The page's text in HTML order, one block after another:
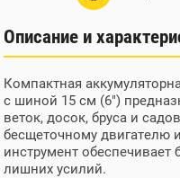
Описание и
Компактная
с шиной 15 см (6")
веток, досок, бруса и
бесщеточному двигателю
инструмент
лишних усилий.